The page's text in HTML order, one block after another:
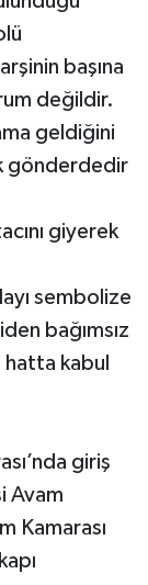
başına
değildir.
geldiğini
gönderdedir
giyerek
sembolize
bağımsız
kabul
giriş
Avam
Kamarası